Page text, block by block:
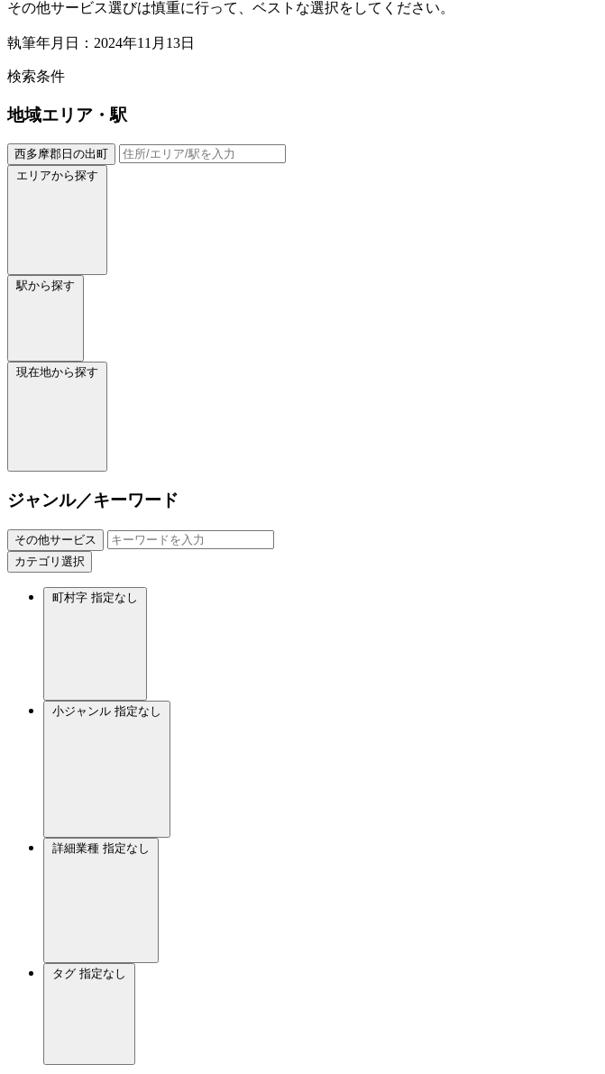
その他サービス選びは慎重に行って、ベストな選択をしてください。
執筆年月日：2024年11月13日
検索条件
地域エリア・駅
西多摩郡日の出町
エリアから探す
駅から探す
現在地から探す
ジャンル／キーワード
その他サービス
カテゴリ選択
町村字 指定なし
小ジャンル 指定なし
詳細業種 指定なし
タグ 指定なし